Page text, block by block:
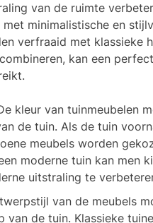
van de ruimte
minimalistische en
verfraaid met klassieke
kan een
kleur van tuinmeubelen
de tuin. Als de tuin
meubels worden
moderne tuin kan men
uitstraling te
van de meubels
van de tuin. Klassieke